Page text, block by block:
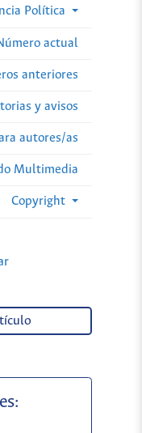
Política
actual
anteriores
y avisos
autores/as
Multimedia
Copyright